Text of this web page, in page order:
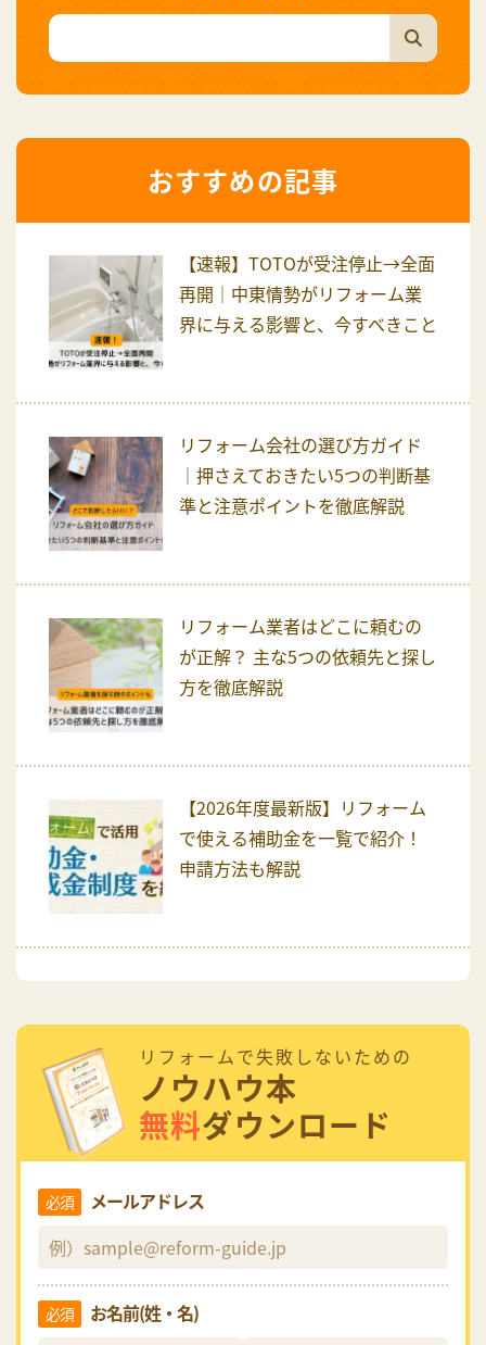
おすすめの記事
【速報】TOTOが受注停止→全面
再開｜中東情勢がリフォーム業
界に与える影響と、今すべきこと
リフォーム会社の選び方ガイド
｜押さえておきたい5つの判断基
準と注意ポイントを徹底解説
リフォーム業者はどこに頼むの
が正解？ 主な5つの依頼先と探し
方を徹底解説
【2026年度最新版】リフォーム
で使える補助金を一覧で紹介！
申請方法も解説
リフォームで失敗しないための
ノウハウ本
無料ダウンロード
必須 メールアドレス
必須 お名前(姓・名)